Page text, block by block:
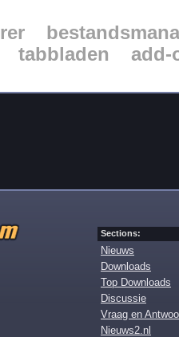
tabbladen add-
Sections:
Nieuws
Downloads
Top Downloads
Discussie
Vraag en
Nieuws2.nl